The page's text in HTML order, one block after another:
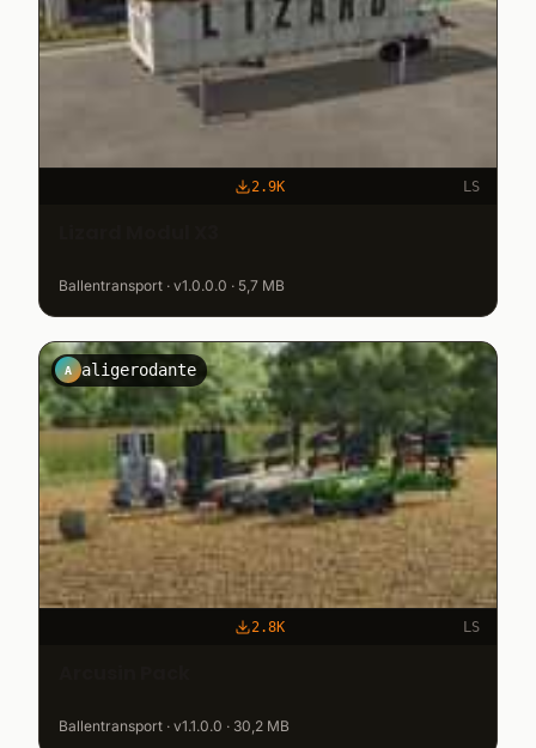
2.9K LS
Ballentransport · v1.0.0.0 · 5,7 MB
A aligerodante
2.8K LS
Ballentransport · v1.1.0.0 · 30,2 MB